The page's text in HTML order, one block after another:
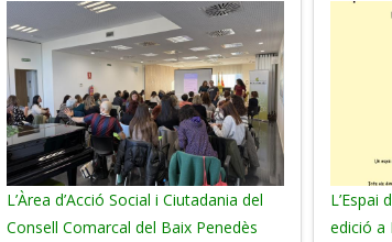
L’Àrea d’Acció Social i Ciutadania del
Consell Comarcal del Baix Penedès
L’Espai
edició a